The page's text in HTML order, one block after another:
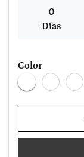
0
Días
Color